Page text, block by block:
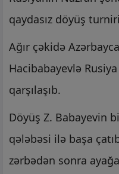
qaydasız döyüş
Ağır çəkidə
Hacibabayevlə
qarşılaşıb.
Döyüş Z. Babayevin
qələbəsi ilə başa
zərbədən sonra